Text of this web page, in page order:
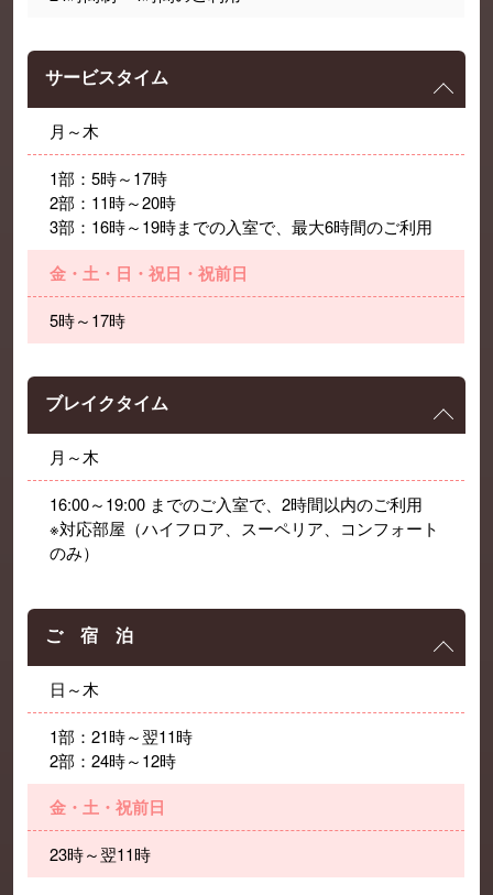
サービスタイム
月～木
1部：5時～17時
2部：11時～20時
3部：16時～19時までの入室で、最大6時間のご利用
金・土・日・祝日・祝前日
5時～17時
ブレイクタイム
月～木
16:00～19:00 までのご入室で、2時間以内のご利用
※対応部屋（ハイフロア、スーペリア、コンフォート
のみ）
ご 宿 泊
日～木
1部：21時～翌11時
2部：24時～12時
金・土・祝前日
23時～翌11時